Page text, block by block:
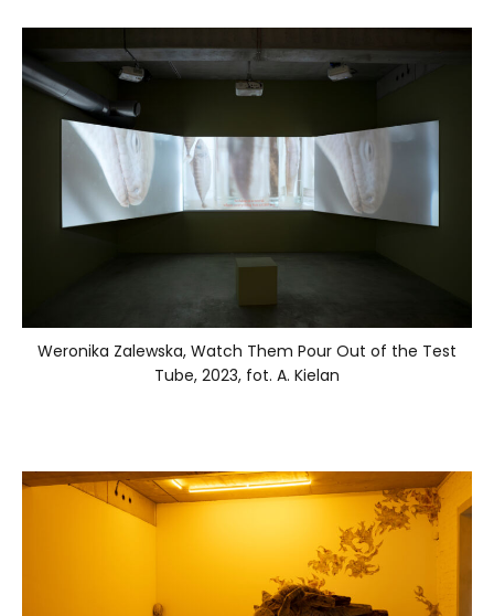
Weronika Zalewska, Watch Them Pour Out of the Test
Tube, 2023, fot. A. Kielan